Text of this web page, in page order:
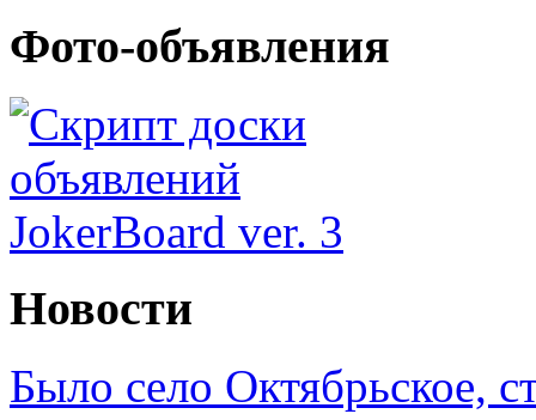
Фото-объявления
Новости
Было село Октябрьское,